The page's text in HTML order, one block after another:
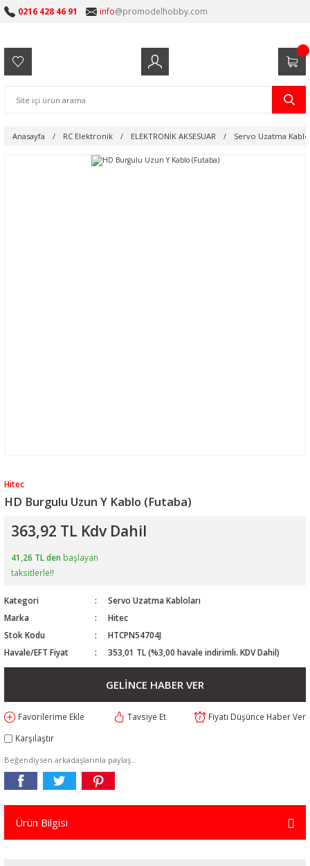
0216 428 46 91 info@promodelhobby.com
Anasayfa RC Elektronik ELEKTRONİK AKSESUAR Servo Uzatma
Hitec
HD Burgulu Uzun Y Kablo (Futaba)
363,92 TL Kdv Dahil
41,26 TL den başlayan
taksitlerle!!
Kategori
Servo Uzatma Kabloları
Marka
Hitec
Stok Kodu
HTCPN54704J
Havale/EFT Fiyat
353,01 TL (%3,00 havale indirimli. KDV Dahil)
GELİNCE HABER VER
Tavsiye Et
Fiyatı Düşünce Haber Ver
Karşılaştır
Beğendiysen arkadaşlarınla paylaş...
Ürün Bilgisi